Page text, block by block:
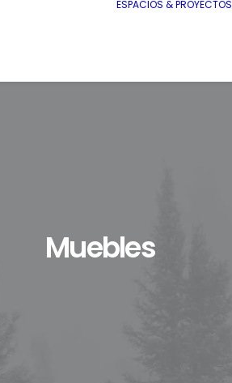
ESPACIOS & PROYECTOS
Muebles